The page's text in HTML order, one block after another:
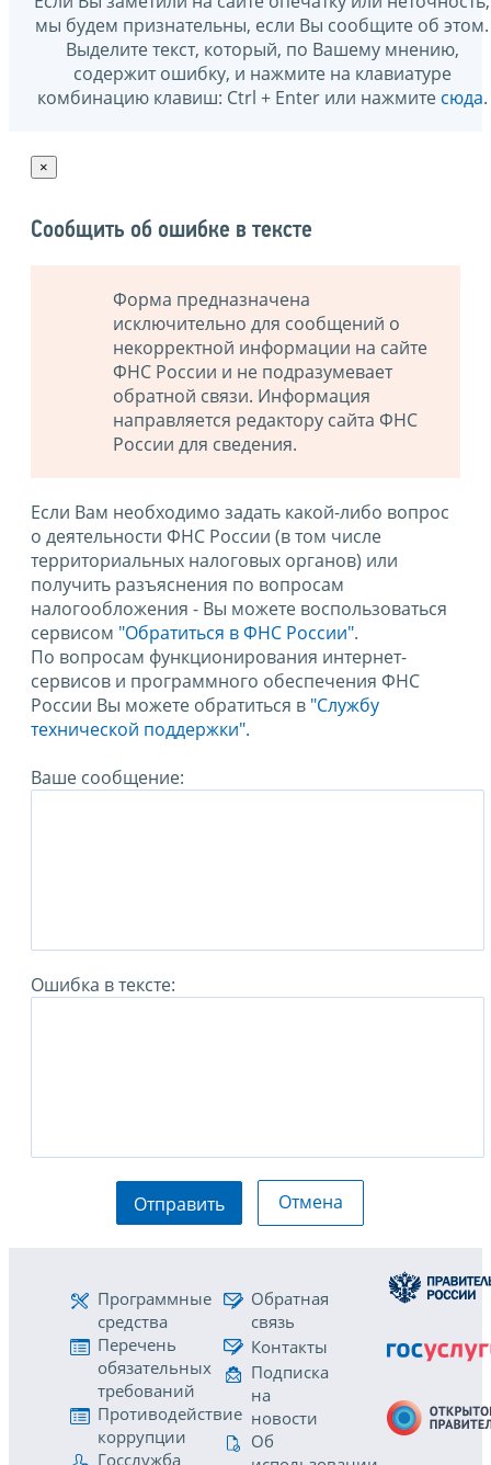
мы будем признательны, если Вы сообщите об этом.
Выделите текст, который, по Вашему мнению,
содержит ошибку, и нажмите на клавиатуре
комбинацию клавиш: Ctrl + Enter или нажмите сюда.
×
Сообщить об ошибке в тексте
Форма предназначена
исключительно для сообщений о
некорректной информации на сайте
ФНС России и не подразумевает
обратной связи. Информация
направляется редактору сайта ФНС
России для сведения.
Если Вам необходимо задать какой-либо вопрос
о деятельности ФНС России (в том числе
территориальных налоговых органов) или
получить разъяснения по вопросам
налогообложения - Вы можете воспользоваться
сервисом "Обратиться в ФНС России".
По вопросам функционирования интернет-
сервисов и программного обеспечения ФНС
России Вы можете обратиться в "Службу
технической поддержки".
Ваше сообщение:
Ошибка в тексте:
Отправить Отмена
Программные
средства
Перечень
обязательных
требований
Противодействие
коррупции
Госслужба
Обратная
связь
Контакты
Подписка
на
новости
Об